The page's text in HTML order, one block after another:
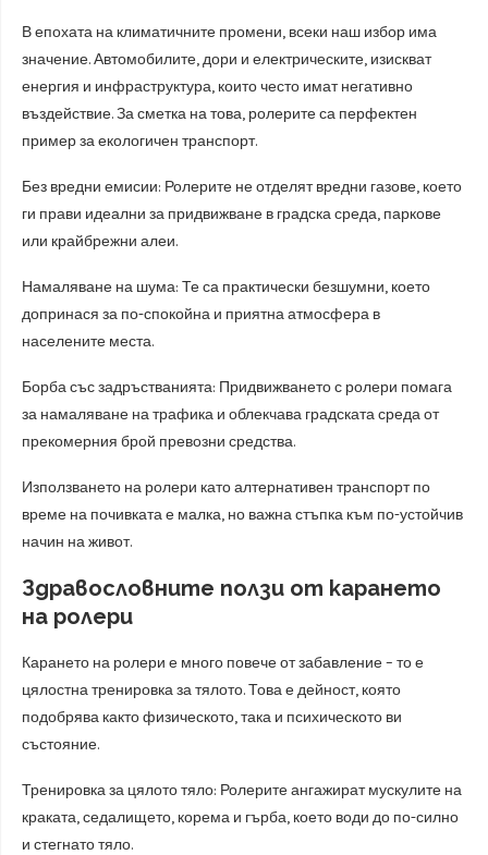
В епохата на климатичните промени, всеки наш избор има
значение. Автомобилите, дори и електрическите, изискват
енергия и инфраструктура, които често имат негативно
въздействие. За сметка на това, ролерите са перфектен
пример за екологичен транспорт.
Без вредни емисии: Ролерите не отделят вредни газове, което
ги прави идеални за придвижване в градска среда, паркове
или крайбрежни алеи.
Намаляване на шума: Те са практически безшумни, което
допринася за по-спокойна и приятна атмосфера в
населените места.
Борба със задръстванията: Придвижването с ролери помага
за намаляване на трафика и облекчава градската среда от
прекомерния брой превозни средства.
Използването на ролери като алтернативен транспорт по
време на почивката е малка, но важна стъпка към по-устойчив
начин на живот.
Здравословните ползи от карането
на ролери
Карането на ролери е много повече от забавление – то е
цялостна тренировка за тялото. Това е дейност, която
подобрява както физическото, така и психическото ви
състояние.
Тренировка за цялото тяло: Ролерите ангажират мускулите на
краката, седалището, корема и гърба, което води до по-силно
и стегнато тяло.